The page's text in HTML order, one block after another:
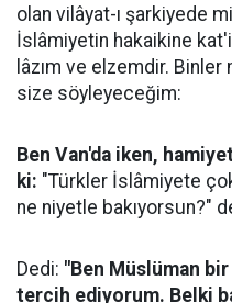
olan vilâyat-ı şarkiyede
İslâmiyetin hakaikine
lâzım ve elzemdir.
size söyleyeceğim:
Ben Van'da iken,
ki: "Türkler İslâmiyete
ne niyetle bakıyorsun?"
Dedi: "Ben Müslüman
tercih ediyorum. Belki